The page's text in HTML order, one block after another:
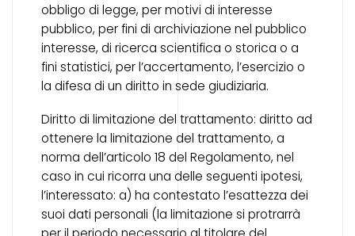
obbligo di legge, per motivi di interesse
pubblico, per fini di archiviazione nel pubblico
interesse, di ricerca scientifica o storica o a
fini statistici, per l’accertamento, l’esercizio o
la difesa di un diritto in sede giudiziaria.
Diritto di limitazione del trattamento: diritto ad
ottenere la limitazione del trattamento, a
norma dell’articolo 18 del Regolamento, nel
caso in cui ricorra una delle seguenti ipotesi,
l’interessato: a) ha contestato l’esattezza dei
suoi dati personali (la limitazione si protrarrà